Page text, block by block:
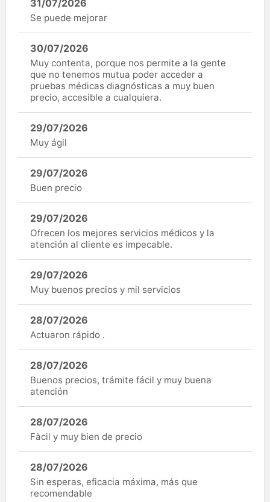
31/07/2026
Se puede mejorar
30/07/2026
Muy contenta, porque nos permite a la gente
que no tenemos mutua poder acceder a
pruebas médicas diagnósticas a muy buen
precio, accesible a cualquiera.
29/07/2026
Muy ágil
29/07/2026
Buen precio
29/07/2026
Ofrecen los mejores servicios médicos y la
atención al cliente es impecable.
29/07/2026
Muy buenos precios y mil servicios
28/07/2026
Actuaron rápido .
28/07/2026
Buenos precios, trámite fácil y muy buena
atención
28/07/2026
Fàcil y muy bien de precio
28/07/2026
Sin esperas, eficacia máxima, más que
recomendable